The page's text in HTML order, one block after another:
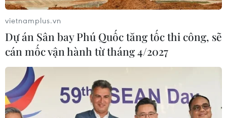
vietnamplus.vn
Dự án Sân bay Phú Quốc tăng tốc thi công, sẽ
cán mốc vận hành từ tháng 4/2027